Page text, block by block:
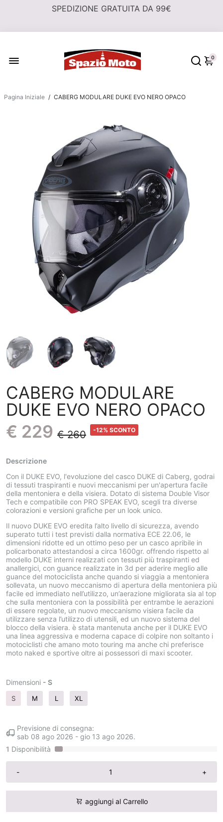
0
Pagina Iniziale / CABERG MODULARE DUKE EVO NERO OPACO
CABERG MODULARE
DUKE EVO NERO OPACO
€ 229 € 260 -12% SCONTO
Descrizione
Con il DUKE EVO, l'evoluzione del casco DUKE di Caberg, godrai
di tessuti traspiranti e nuovi meccanismi per un'apertura facile
della mentoniera e della visiera. Dotato di sistema Double Visor
Tech e compatibile con PRO SPEAK EVO, scegli tra diverse
colorazioni e versioni grafiche per un look unico.
Il nuovo DUKE EVO eredita l’alto livello di sicurezza, avendo
superato tutti i test previsti dalla normativa ECE 22.06, le
dimensioni ridotte ed un ottimo peso per un casco apribile in
policarbonato attestandosi a circa 1600gr. offrendo rispetto al
modello DUKE interni realizzati con tessuti più traspiranti ed
anallergici, con guance realizzate in 3d per aderire meglio alle
guance del motociclista anche quando si viaggia a mentoniera
sollevata, un nuovo meccanismo di apertura della mentoniera più
facile ed immediato nell’utilizzo, un’aerazione migliorata sia al top
che sulla mentoniera con la possibilità per entrambe le aerazioni
di essere regolate, un nuovo meccanismo visiera facile da
utilizzare senza l’utilizzo di utensili, ed un nuovo sistema del
blocco della visiera. è stata mantenuta anche per il DUKE EVO
una linea aggressiva e moderna capace di colpire non soltanto i
motociclisti che amano moto touring ma anche chi preferisce
moto naked e sportive oltre ai possessori di maxi scooter.
Dimensioni - S
S M L XL
Previsione di consegna:
sab 08 ago 2026 - gio 13 ago 2026.
1 Disponibilità
- +
aggiungi al Carrello